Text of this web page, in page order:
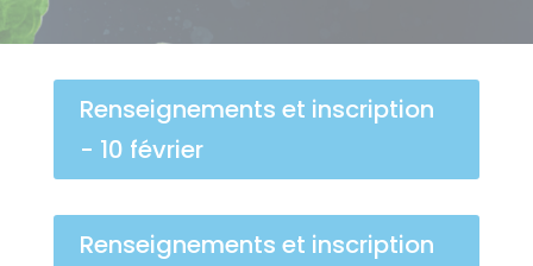
Renseignements et inscription
- 10 février
Renseignements et inscription